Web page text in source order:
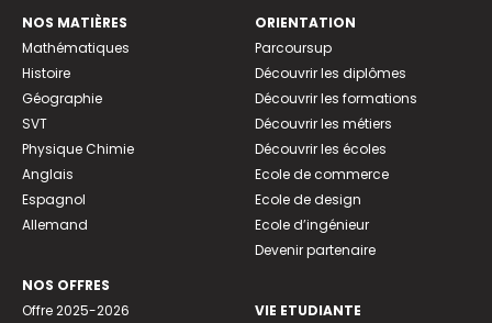
NOS MATIÈRES
Mathématiques
Histoire
Géographie
SVT
Physique Chimie
Anglais
Espagnol
Allemand
NOS OFFRES
Offre 2025-2026
ORIENTATION
Parcoursup
Découvrir les diplômes
Découvrir les formations
Découvrir les métiers
Découvrir les écoles
Ecole de commerce
Ecole de design
Ecole d’ingénieur
Devenir partenaire
VIE ETUDIANTE